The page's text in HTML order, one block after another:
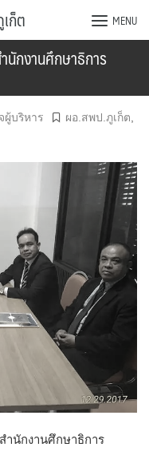
ก็ต MENU
นักงานศึกษาธิการ
ผู้บริหาร ผอ.สพป.ภูเก็ต
ำนักงานศึกษาธิการ